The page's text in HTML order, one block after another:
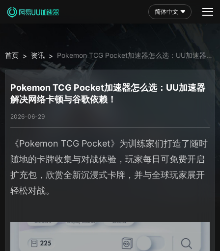
简体中文
首页 > 资讯 > Pokemon TCG Pocket加速器怎么选：UU加速器
解决网络卡顿与谷歌依赖！
Pokemon TCG Pocket加速器怎么选：UU加速器
解决网络卡顿与谷歌依赖！
2026-06-29
《Pokemon TCG Pocket》为训练家们打造了随时
随地的卡牌收集与对战体验，玩家每日可免费开启
扩充包，欣赏全新沉浸式卡牌，并与全球玩家展开
轻松对战。